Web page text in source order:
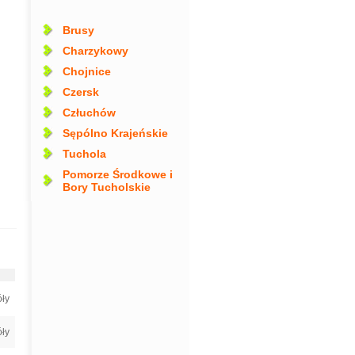
Brusy
Charzykowy
Chojnice
Czersk
Człuchów
Sępólno Krajeńskie
Tuchola
Pomorze Środkowe i
Bory Tucholskie